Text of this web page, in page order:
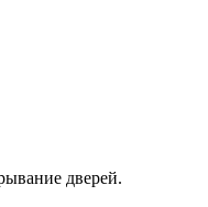
дверей.